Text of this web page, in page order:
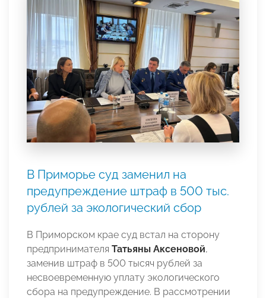
В Приморье суд заменил на
предупреждение штраф в 500 тыс.
рублей за экологический сбор
В Приморском крае суд встал на сторону
предпринимателя Татьяны Аксеновой,
заменив штраф в 500 тысяч рублей за
несвоевременную уплату экологического
сбора на предупреждение. В рассмотрении